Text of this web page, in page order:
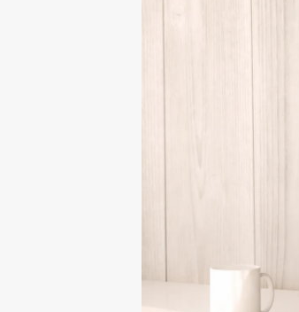
トレ
自社サイ
リニ
集客
センスの
成功
デザ
自社
企業ホー